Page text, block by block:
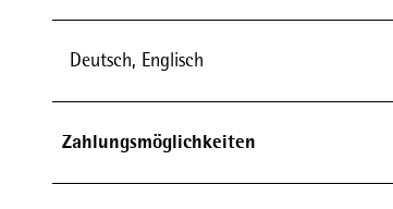
Deutsch, Englisch
Zahlungsmöglichkeiten